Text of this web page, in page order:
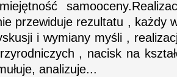
przewiduje rezultatu , każdy
i wymiany myśli ,
, nacisk na
analizuje...